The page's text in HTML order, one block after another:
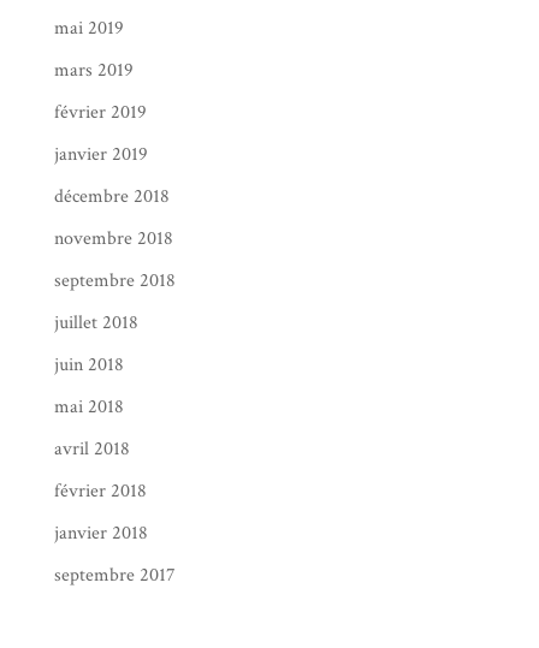
mai 2019
mars 2019
février 2019
janvier 2019
décembre 2018
novembre 2018
septembre 2018
juillet 2018
juin 2018
mai 2018
avril 2018
février 2018
janvier 2018
septembre 2017